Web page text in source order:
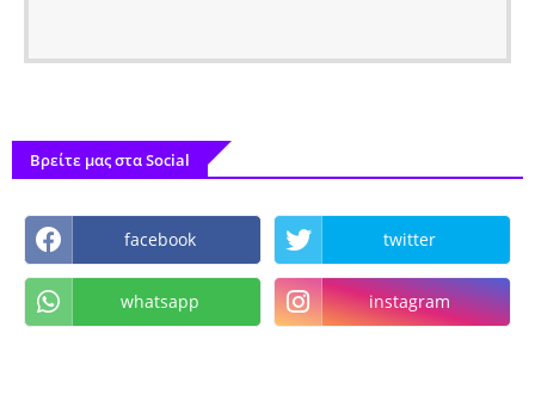
Βρείτε μας στα Social
facebook twitter
whatsapp instagram